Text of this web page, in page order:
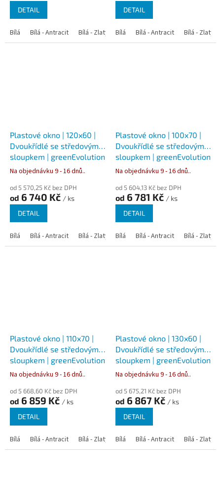
DETAIL
Bílá Bílá - Antracit Bílá - Zlatý dub Bílá - Tmavý dub Bílá -
DETAIL
Bílá Bílá - Antracit Bílá - Zlatý
Plastové okno | 120x60 |
Dvoukřídlé se středovým
sloupkem | greenEvolution
76
Na objednávku 9 - 16 dnů..
od 5 570,25 Kč bez DPH
od 6 740 Kč / ks
DETAIL
Bílá Bílá - Antracit Bílá - Zlatý dub Bílá - Tmavý dub Bílá -
Plastové okno | 100x70 |
Dvoukřídlé se středovým
sloupkem | greenEvolution
76
Na objednávku 9 - 16 dnů..
od 5 604,13 Kč bez DPH
od 6 781 Kč / ks
DETAIL
Bílá Bílá - Antracit Bílá - Zlatý
Plastové okno | 110x70 |
Dvoukřídlé se středovým
sloupkem | greenEvolution
76
Na objednávku 9 - 16 dnů..
od 5 668,60 Kč bez DPH
od 6 859 Kč / ks
DETAIL
Bílá Bílá - Antracit Bílá - Zlatý dub Bílá - Tmavý dub Bílá -
Plastové okno | 130x60 |
Dvoukřídlé se středovým
sloupkem | greenEvolution
76
Na objednávku 9 - 16 dnů..
od 5 675,21 Kč bez DPH
od 6 867 Kč / ks
DETAIL
Bílá Bílá - Antracit Bílá - Zlatý